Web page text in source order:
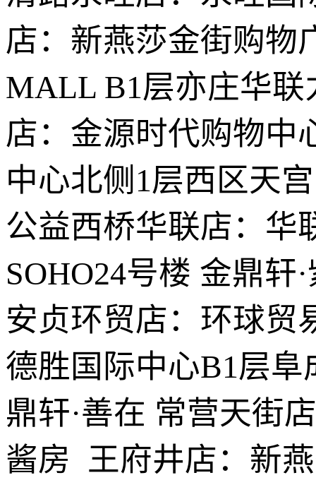
店：新燕莎金街购物
MALL B1层亦庄华
店：金源时代购物中
中心北侧1层西区天
公益西桥华联店：华
SOHO24号楼 金鼎
安贞环贸店：环球贸
德胜国际中心B1层
鼎轩·善在 常营天街
酱房 王府井店：新